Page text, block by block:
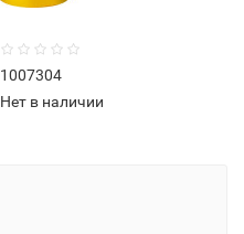
1007304
Нет в наличии